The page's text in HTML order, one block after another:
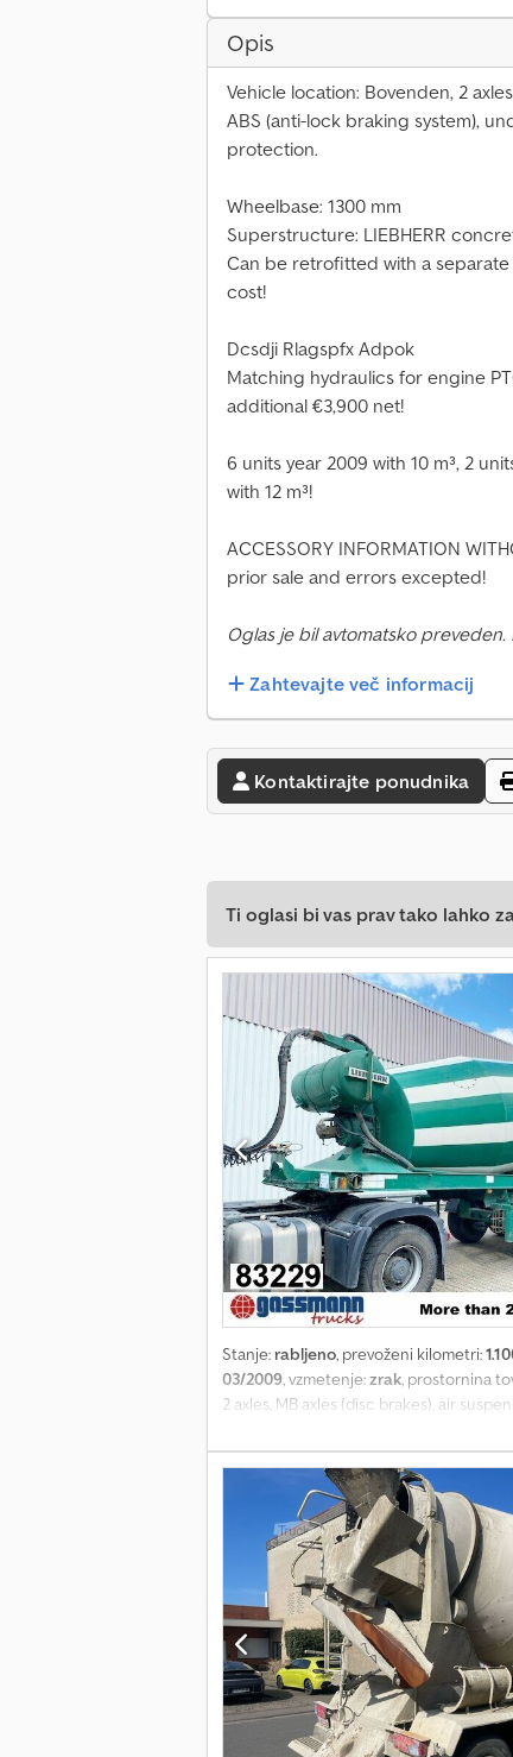
Opis
Vehicle location: Bovenden, 2
ABS (anti-lock braking system),
protection.
Wheelbase: 1300 mm
Superstructure: LIEBHERR
Can be retrofitted with a
cost!
Dcsdji Rlagspfx Adpok
Matching hydraulics for engine
additional €3,900 net!
6 units year 2009 with 10 m³, 2
with 12 m³!
ACCESSORY INFORMATION
prior sale and errors excepted!
Oglas je bil avtomatsko
Zahtevajte več informacij
Kontaktirajte ponudnika
Ti oglasi bi vas prav tako lahko
Stanje: rabljeno, prevoženi kilometri:
03/2009, vzmetenje:zrak, prostornina
2 axles, MB axles (disc brakes), air
Superstructure: LIEBHERR concrete
Suitable hydraulics for engine PTO on
year 2012 with 12m³! ACCESSORY